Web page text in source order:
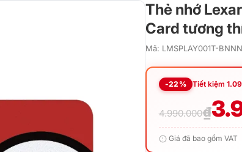
Thẻ nhớ
Card tương
Mã: LMSPLAY001T-
-22% Tiết kiệm
4.990.000₫
Giá
gốc
Giá
hiện
Giá đã bao gồm VAT